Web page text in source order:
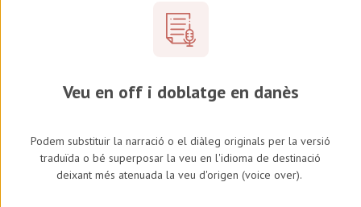
Veu en off i doblatge en danès
Podem substituir la narració o el diàleg originals per la versió
traduïda o bé superposar la veu en l'idioma de destinació
deixant més atenuada la veu d'origen (voice over).